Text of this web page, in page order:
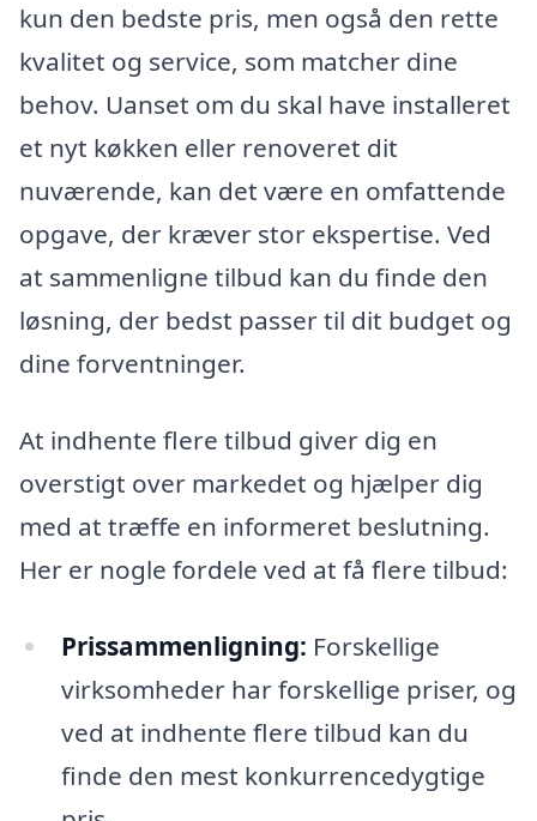
kun den bedste pris, men også den rette
kvalitet og service, som matcher dine
behov. Uanset om du skal have installeret
et nyt køkken eller renoveret dit
nuværende, kan det være en omfattende
opgave, der kræver stor ekspertise. Ved
at sammenligne tilbud kan du finde den
løsning, der bedst passer til dit budget og
dine forventninger.
At indhente flere tilbud giver dig en
overstigt over markedet og hjælper dig
med at træffe en informeret beslutning.
Her er nogle fordele ved at få flere tilbud:
Prissammenligning: Forskellige
virksomheder har forskellige priser, og
ved at indhente flere tilbud kan du
finde den mest konkurrencedygtige